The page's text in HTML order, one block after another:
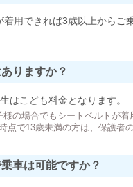
着用できれば3歳以上からご
りますか？
はこども料金となります。
の場合でもシートベルトが着
点で13歳未満の方は、保護者
車は可能ですか？